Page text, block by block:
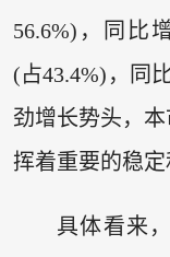
56.6%)，同比
(占43.4%)，同
劲增长势头，
挥着重要的稳定
具体看来